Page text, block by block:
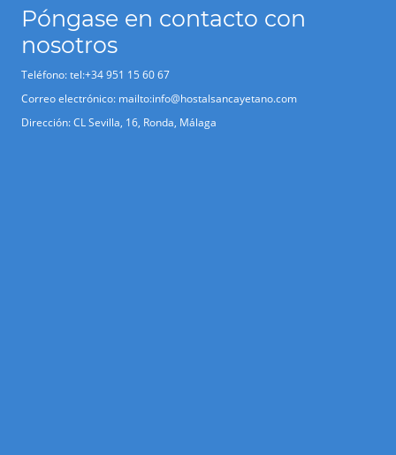
Póngase en contacto con
nosotros
Teléfono:tel:+34 951 15 60 67
Correo electrónico: mailto:info@hostalsancayetano.com
Dirección: CL Sevilla, 16, Ronda, Málaga